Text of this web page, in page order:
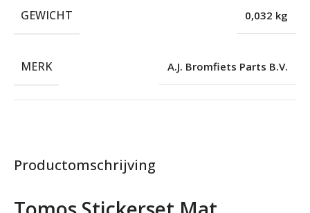
Productomschrijving
GEWICHT 0,032 kg
MERK A.J. Bromfiets Parts B.V.